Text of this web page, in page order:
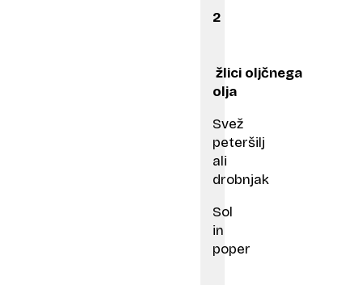
2
žlici oljčnega
olja
Svež
peteršilj
ali
drobnjak
Sol
in
poper